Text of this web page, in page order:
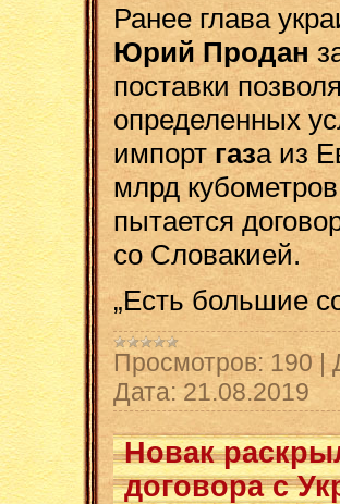
Ранее глава
Юрий Продан
поставки
определенных
импорт газа из
млрд
пытается
со Словакией.
„Есть большие
Просмотров: 190 |
Дата: 21.08.2019
Новак
договора с